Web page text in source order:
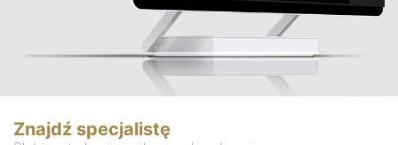
Znajdź specjalistę